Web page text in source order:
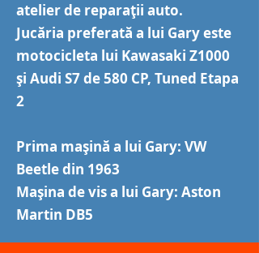
atelier de reparații auto.
Jucăria preferată a lui Gary este
motocicleta lui Kawasaki Z1000
și Audi S7 de 580 CP, Tuned Etapa
2
Prima mașină a lui Gary: VW
Beetle din 1963
Mașina de vis a lui Gary: Aston
Martin DB5